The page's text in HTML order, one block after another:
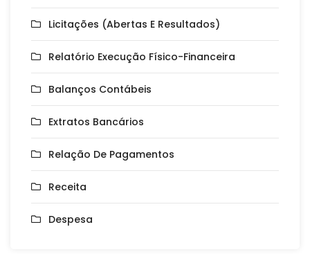
Licitações (Abertas E Resultados)
Relatório Execução Físico-Financeira
Balanços Contábeis
Extratos Bancários
Relação De Pagamentos
Receita
Despesa